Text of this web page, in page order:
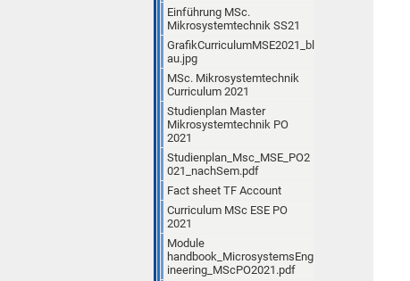
Einführung MSc.
Mikrosystemtechnik SS21
GrafikCurriculumMSE2021_bl
au.jpg
MSc. Mikrosystemtechnik
Curriculum 2021
Studienplan Master
Mikrosystemtechnik PO
2021
Studienplan_Msc_MSE_PO2
021_nachSem.pdf
Fact sheet TF Account
Curriculum MSc ESE PO
2021
Module
handbook_MicrosystemsEng
ineering_MScPO2021.pdf